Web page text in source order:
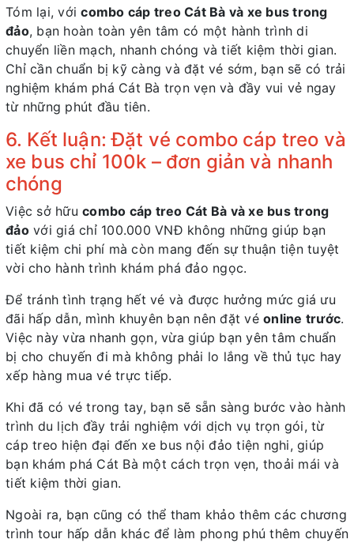
Tóm lại, vớicombo cáp treo Cát Bà và xe bus trong
đảo, bạn hoàn toàn yên tâm có một hành trình di
chuyển liền mạch, nhanh chóng và tiết kiệm thời gian.
Chỉ cần chuẩn bị kỹ càng và đặt vé sớm, bạn sẽ có trải
nghiệm khám phá Cát Bà trọn vẹn và đầy vui vẻ ngay
từ những phút đầu tiên.
6. Kết luận: Đặt vé combo cáp treo và
xe bus chỉ 100k – đơn giản và nhanh
chóng
Việc sở hữu combo cáp treo Cát Bà và xe bus trong
đảovới giá chỉ 100.000 VNĐ không những giúp bạn
tiết kiệm chi phí mà còn mang đến sự thuận tiện tuyệt
vời cho hành trình khám phá đảo ngọc.
Để tránh tình trạng hết vé và được hưởng mức giá ưu
đãi hấp dẫn, mình khuyên bạn nên đặt vé online trước.
Việc này vừa nhanh gọn, vừa giúp bạn yên tâm chuẩn
bị cho chuyến đi mà không phải lo lắng về thủ tục hay
xếp hàng mua vé trực tiếp.
Khi đã có vé trong tay, bạn sẽ sẵn sàng bước vào hành
trình du lịch đầy trải nghiệm với dịch vụ trọn gói, từ
cáp treo hiện đại đến xe bus nội đảo tiện nghi, giúp
bạn khám phá Cát Bà một cách trọn vẹn, thoải mái và
tiết kiệm thời gian.
Ngoài ra, bạn cũng có thể tham khảo thêm các chương
trình tour hấp dẫn khác để làm phong phú thêm chuyến